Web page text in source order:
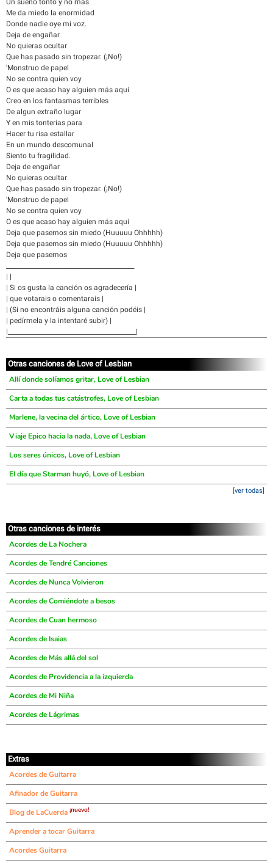
Un sueño tonto y no más
Me da miedo la enormidad
Donde nadie oye mi voz.
Deja de engañar
No quieras ocultar
Que has pasado sin tropezar. (¡No!)
'Monstruo de papel
No se contra quien voy
O es que acaso hay alguien más aquí
Creo en los fantasmas terribles
De algun extraño lugar
Y en mis tonterias para
Hacer tu risa estallar
En un mundo descomunal
Siento tu fragilidad.
Deja de engañar
No quieras ocultar
Que has pasado sin tropezar. (¡No!)
'Monstruo de papel
No se contra quien voy
O es que acaso hay alguien más aquí
Deja que pasemos sin miedo (Huuuuu Ohhhhh)
Deja que pasemos sin miedo (Huuuuu Ohhhhh)
Deja que pasemos
| |
| Si os gusta la canción os agradecería |
| que votarais o comentarais |
| (Si no encontráis alguna canción podéis |
| pedírmela y la intentaré subir) |
|__________________________________________|
Otras canciones de Love of Lesbian
Allí donde solíamos gritar, Love of Lesbian
Carta a todas tus catástrofes, Love of Lesbian
Marlene, la vecina del ártico, Love of Lesbian
Viaje Epico hacia la nada, Love of Lesbian
Los seres únicos, Love of Lesbian
El día que Starman huyó, Love of Lesbian
[ver todas]
Otras canciones de interés
Acordes de La Nochera
Acordes de Tendré Canciones
Acordes de Nunca Volvieron
Acordes de Comiéndote a besos
Acordes de Cuan hermoso
Acordes de Isaias
Acordes de Más allá del sol
Acordes de Providencia a la izquierda
Acordes de Mi Niña
Acordes de Lágrimas
Extras
Acordes de Guitarra
Afinador de Guitarra
Blog de LaCuerda ¡nuevo!
Aprender a tocar Guitarra
Acordes Guitarra